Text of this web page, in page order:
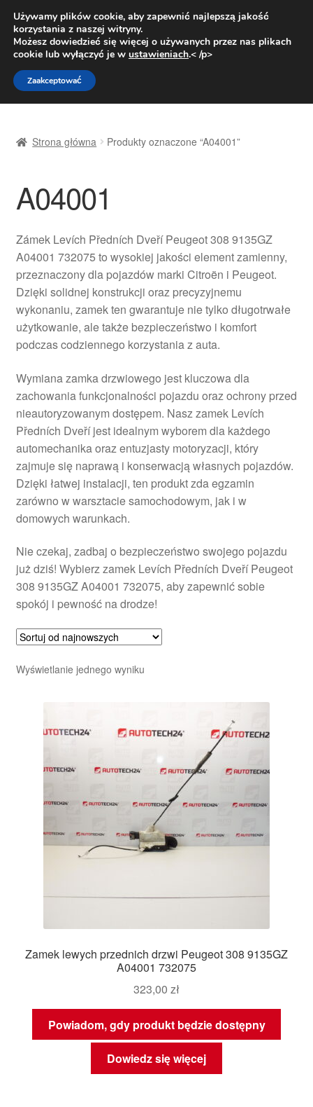
DOSTAWA od 31 zł
Pn.-pt. 9:00-16:00800 003 167
Przejdź
do
nawigacji
Przejdź
do
treści
Dostawa
Dostawa na cały świat
Moje konto
O nas
Płatności
Polityka prywatności
Procedura reklamacyjna
Skarga
Wózek
Zamówienia
Zasady i warunki
Strona główna Produkty oznaczone “A04001”
A04001
Zámek Levích Předních Dveří Peugeot 308 9135GZ
A04001 732075 to wysokiej jakości element zamienny,
przeznaczony dla pojazdów marki Citroën i Peugeot.
Dzięki solidnej konstrukcji oraz precyzyjnemu
wykonaniu, zamek ten gwarantuje nie tylko długotrwałe
użytkowanie, ale także bezpieczeństwo i komfort
podczas codziennego korzystania z auta.
Wymiana zamka drzwiowego jest kluczowa dla
zachowania funkcjonalności pojazdu oraz ochrony przed
nieautoryzowanym dostępem. Nasz zamek Levích
Předních Dveří jest idealnym wyborem dla każdego
automechanika oraz entuzjasty motoryzacji, który
zajmuje się naprawą i konserwacją własnych pojazdów.
Dzięki łatwej instalacji, ten produkt zda egzamin
zarówno w warsztacie samochodowym, jak i w
domowych warunkach.
Nie czekaj, zadbaj o bezpieczeństwo swojego pojazdu
już dziś! Wybierz zamek Levích Předních Dveří Peugeot
308 9135GZ A04001 732075, aby zapewnić sobie
spokój i pewność na drodze!
Wyświetlanie jednego wyniku
Zamek lewych przednich drzwi Peugeot 308 9135GZ
A04001 732075
323,00 zł
Powiadom, gdy produkt będzie dostępny
Dowiedz się więcej
Używamy plików cookie, aby zapewnić najlepszą jakość
korzystania z naszej witryny.
Możesz dowiedzieć się więcej o używanych przez nas plikach
cookie lub wyłączyć je w ustawieniach.< /p>
Zaakceptować